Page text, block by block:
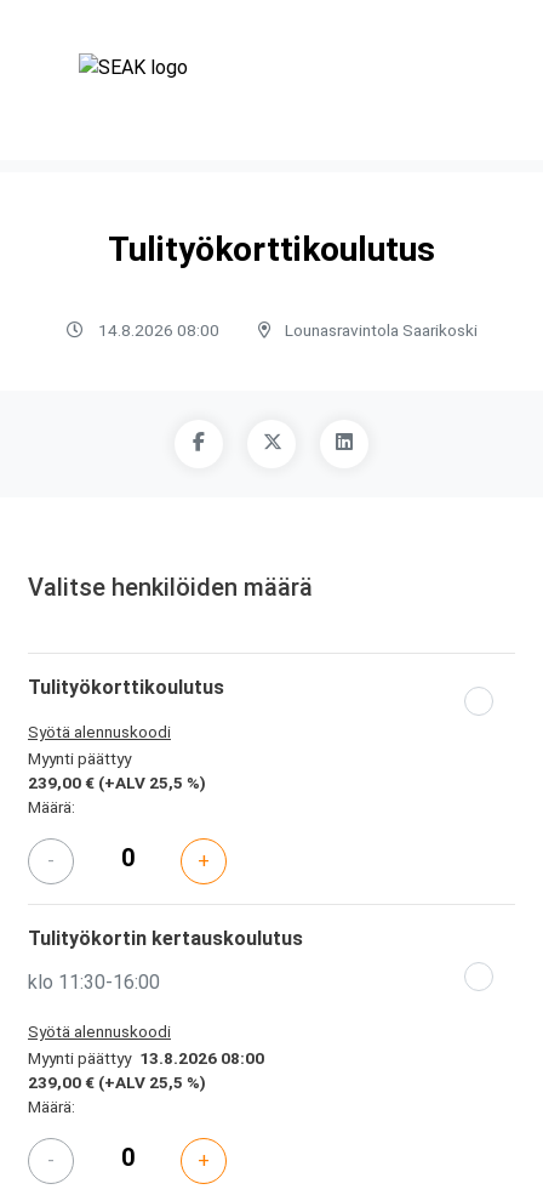
Tulityökorttikoulutus
14.8.2026 08:00 Lounasravintola Saarikoski
Valitse henkilöiden määrä
Tulityökorttikoulutus
Syötä alennuskoodi
Myynti päättyy
239,00 € (+ALV 25,5 %)
Määrä:
- +
Tulityökortin kertauskoulutus
klo 11:30-16:00
Syötä alennuskoodi
Myynti päättyy 13.8.2026 08:00
239,00 € (+ALV 25,5 %)
Määrä:
- +